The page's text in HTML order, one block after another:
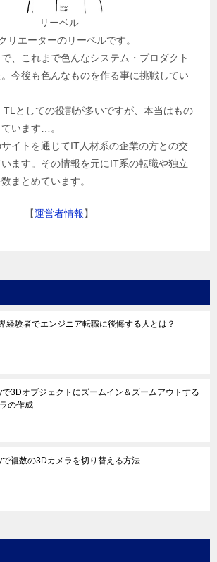
リーベル
リエーターのリーベルです。
、これまで色んなシステム・プロダクト
今後も色んなものを作る事に挑戦してい
TLとしての役割が多いですが、本当はもの
います…。
イトを通じてIT人材系の企業の方との交
ます。その情報を元にIT系の転職や独立
まとめています。
【運営者情報】
経験者でエンジニア転職に後悔する人とは？
で3Dオブジェクトにズームイン＆ズームアウトする
の作成
で複数の3Dカメラを切り替える方法